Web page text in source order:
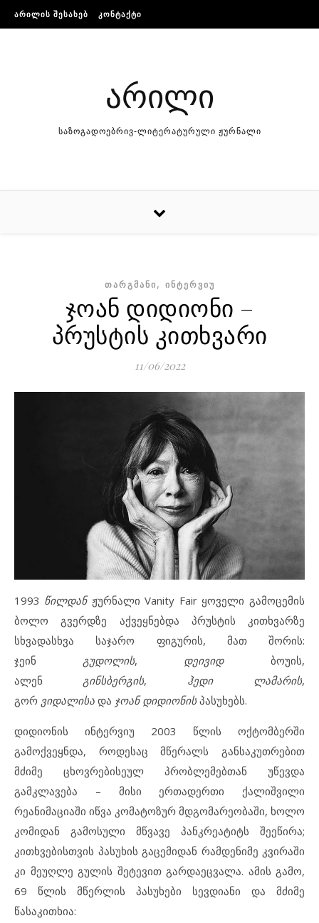
Skip to content
ᲐᲠᲘᲚᲘᲡ ᲨᲔᲡᲐᲮᲔᲑ ᲙᲝᲜᲢᲐᲥᲢᲘ
არილი
საზოგადოებრივ-ლიტერატურული ჟურნალი
ᲗᲐᲠᲒᲛᲐᲜᲘ, ᲘᲜᲢᲔᲠᲕᲘᲣ
ჯოან დიდიონი –
პრუსტის კითხვარი
11/06/2022
1993 წილდანჟურნალი Vanity Fair ყოველი გამოცემის
ბოლო გვერდზე აქვეყნებდა პრუსტის კითხვარზე
სხვადასხვა საჯარო ფიგურის, მათ შორის:
ჯეინ გუდოლის, დეივიდბოუის,
ალენ გინსბერგის, ჰედი ლამარის,
გორ ვიდალისა და ჯოან დიდიონის პასუხებს.
დიდიონის ინტერვიუ 2003 წლის ოქტომბერში
გამოქვეყნდა, როდესაც მწერალს განსაკუთრებით
მძიმე ცხოვრებისეულ პრობლემებთან უწევდა
გამკლავება – მისი ერთადერთი ქალიშვილი
რეანიმაციაში იწვა კომატოზურ მდგომარეობაში, ხოლო
კომიდან გამოსული მწვავე პანკრეატიტს შეეწირა;
კითხვებისთვის პასუხის გაცემიდან რამდენიმე კვირაში
კი მეუღლე გულის შეტევით გარდაეცვალა. ამის გამო,
69 წლის მწერლის პასუხები სევდიანი და მძიმე
წასაკითხია: